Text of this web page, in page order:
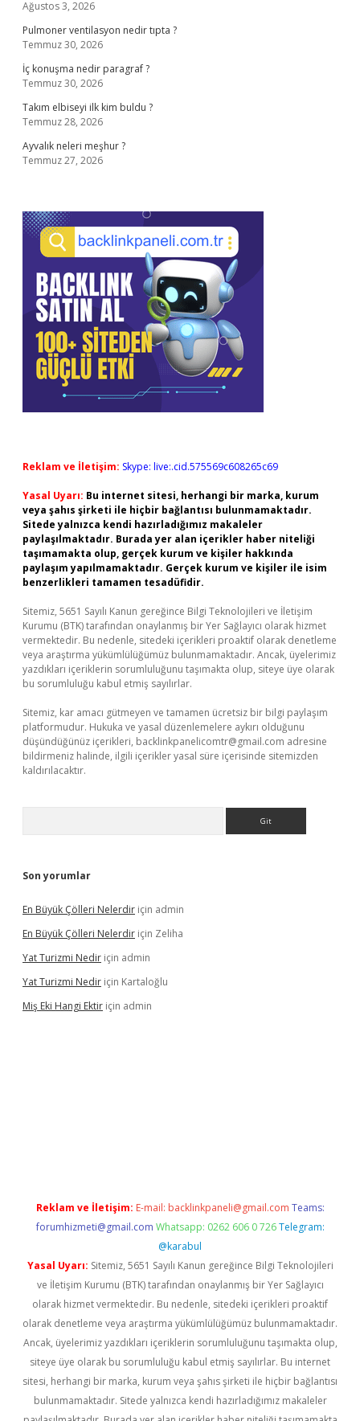
Ağustos 3, 2026
Pulmoner ventilasyon nedir tıpta ?
Temmuz 30, 2026
İç konuşma nedir paragraf ?
Temmuz 30, 2026
Takım elbiseyi ilk kim buldu ?
Temmuz 28, 2026
Ayvalık neleri meşhur ?
Temmuz 27, 2026
Reklam ve İletişim: Skype: live:.cid.575569c608265c69
Yasal Uyarı: Bu internet sitesi, herhangi bir marka, kurum
veya şahıs şirketi ile hiçbir bağlantısı bulunmamaktadır.
Sitede yalnızca kendi hazırladığımız makaleler
paylaşılmaktadır. Burada yer alan içerikler haber niteliği
taşımamakta olup, gerçek kurum ve kişiler hakkında
paylaşım yapılmamaktadır. Gerçek kurum ve kişiler ile isim
benzerlikleri tamamen tesadüfidir.
Sitemiz, 5651 Sayılı Kanun gereğince Bilgi Teknolojileri ve İletişim
Kurumu (BTK) tarafından onaylanmış bir Yer Sağlayıcı olarak hizmet
vermektedir. Bu nedenle, sitedeki içerikleri proaktif olarak denetleme
veya araştırma yükümlülüğümüz bulunmamaktadır. Ancak, üyelerimiz
yazdıkları içeriklerin sorumluluğunu taşımakta olup, siteye üye olarak
bu sorumluluğu kabul etmiş sayılırlar.
Sitemiz, kar amacı gütmeyen ve tamamen ücretsiz bir bilgi paylaşım
platformudur. Hukuka ve yasal düzenlemelere aykırı olduğunu
düşündüğünüz içerikleri, backlinkpanelicomtr@gmail.com adresine
bildirmeniz halinde, ilgili içerikler yasal süre içerisinde sitemizden
kaldırılacaktır.
Son yorumlar
En Büyük Çölleri Nelerdir için admin
En Büyük Çölleri Nelerdir için Zeliha
Yat Turizmi Nedir için admin
Yat Turizmi Nedir için Kartaloğlu
Miş Eki Hangi Ektir için admin
Reklam ve İletişim: E-mail: backlinkpaneli@gmail.com Teams:
forumhizmeti@gmail.com Whatsapp: 0262 606 0 726 Telegram:
@karabul
Yasal Uyarı: Sitemiz, 5651 Sayılı Kanun gereğince Bilgi Teknolojileri
ve İletişim Kurumu (BTK) tarafından onaylanmış bir Yer Sağlayıcı
olarak hizmet vermektedir. Bu nedenle, sitedeki içerikleri proaktif
olarak denetleme veya araştırma yükümlülüğümüz bulunmamaktadır.
Ancak, üyelerimiz yazdıkları içeriklerin sorumluluğunu taşımakta olup,
siteye üye olarak bu sorumluluğu kabul etmiş sayılırlar. Bu internet
sitesi, herhangi bir marka, kurum veya şahıs şirketi ile hiçbir bağlantısı
bulunmamaktadır. Sitede yalnızca kendi hazırladığımız makaleler